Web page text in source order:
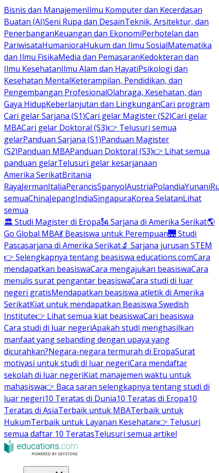
Bisnis dan ManajemenIlmu Komputer dan Kecerdasan
Buatan (AI)Seni Rupa dan DesainTeknik, Arsitektur, dan
PenerbanganKeuangan dan EkonomiPerhotelan dan
PariwisataHumanioraHukum dan Ilmu SosialMatematika
dan Ilmu FisikaMedia dan PemasaranKedokteran dan
Ilmu KesehatanIlmu Alam dan HayatiPsikologi dan
Kesehatan MentalKeterampilan, Pendidikan, dan
Pengembangan ProfesionalOlahraga, Kesehatan, dan
Gaya HidupKeberlanjutan dan LingkunganCari program
Cari gelar Sarjana (S1)Cari gelar Magister (S2)Cari gelar
MBACari gelar Doktoral (S3)👉 Telusuri semua
gelarPanduan Sarjana (S1)Panduan Magister
(S2)Panduan MBAPanduan Doktoral (S3)👉 Lihat semua
panduan gelarTelusuri gelar kesarjanaan
Amerika SerikatBritania
RayaJermanItaliaPerancisSpanyolAustriaPolandiaYunani
semuaChinaJepangIndiaSingapuraKorea SelatanLihat
semua
🏛 Studi Magister di Eropa🗽 Sarjana di Amerika Serikat🌎
Go Global MBA💃 Beasiswa untuk Perempuan🌉 Studi
Pascasarjana di Amerika Serikat🔬 Sarjana jurusan STEM
👉 Selengkapnya tentang beasiswa educations.comCara
mendapatkan beasiswaCara mengajukan beasiswaCara
menulis surat pengantar beasiswaCara studi di luar
negeri gratisMendapatkan beasiswa atletik di Amerika
SerikatKiat untuk mendapatkan Beasiswa Swedish
Institute👉 Lihat semua kiat beasiswaCari beasiswa
Cara studi di luar negeriApakah studi menghasilkan
manfaat yang sebanding dengan upaya yang
dicurahkan?Negara-negara termurah di EropaSurat
motivasi untuk studi di luar negeriCara mendaftar
sekolah di luar negeriKiat manajemen waktu untuk
mahasiswa👉 Baca saran selengkapnya tentang studi di
luar negeri10 Teratas di Dunia10 Teratas di Eropa10
Teratas di AsiaTerbaik untuk MBATerbaik untuk
HukumTerbaik untuk Layanan Kesehatan👉 Telusuri
semua daftar 10 TeratasTelusuri semua artikel